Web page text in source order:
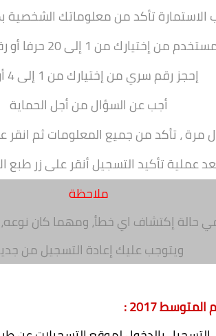
تأكد من معلوماتك الشخصية
من إختياركمن 1 إلى 20 حرفا أو رقما باللغة الأجنبية
إحجز رقم سري من إختياركمن 1 إلى 4 أرقام
أجب عن السؤالمن أجل الحماية
مرة ، تأكد من جميع المعلومات ثم انقر
عملية تأكيد التسجيل أنقر على زرطبع
ملاحظة
حالة إكتشاف اي خطأ، ومهما كان
ويتوجب عليك إعادة التسجيل من
2017 :